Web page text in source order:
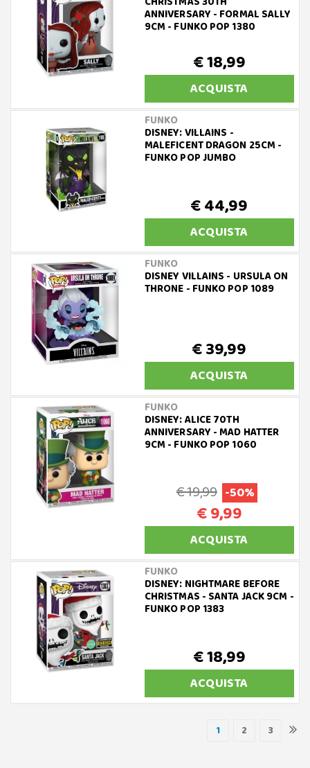
ANNIVERSARY - FORMAL SALLY
9CM - FUNKO POP 1380
€ 18,99
ACQUISTA
FUNKO
DISNEY: VILLAINS -
MALEFICENT DRAGON 25CM -
FUNKO POP JUMBO
€ 44,99
ACQUISTA
FUNKO
DISNEY VILLAINS - URSULA ON
THRONE - FUNKO POP 1089
€ 39,99
ACQUISTA
FUNKO
DISNEY: ALICE 70TH
ANNIVERSARY - MAD HATTER
9CM - FUNKO POP 1060
€ 19,99 -50%
€ 9,99
ACQUISTA
FUNKO
DISNEY: NIGHTMARE BEFORE
CHRISTMAS - SANTA JACK 9CM -
FUNKO POP 1383
€ 18,99
ACQUISTA
1 2 3